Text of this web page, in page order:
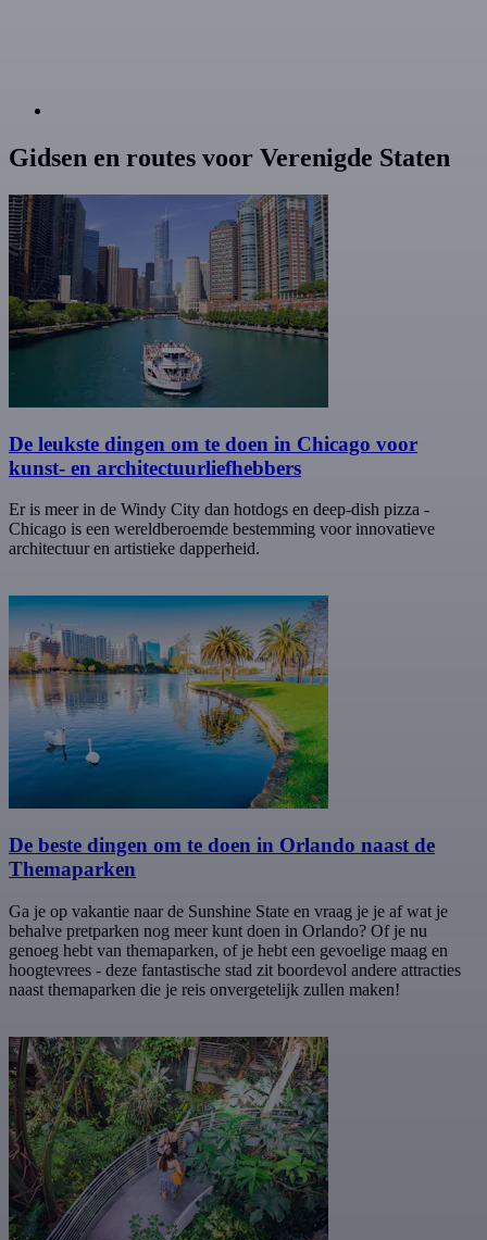
Gidsen en routes voor Verenigde Staten
De leukste dingen om te doen in Chicago voor
kunst- en architectuurliefhebbers
Er is meer in de Windy City dan hotdogs en deep-dish pizza -
Chicago is een wereldberoemde bestemming voor innovatieve
architectuur en artistieke dapperheid.
De beste dingen om te doen in Orlando naast de
Themaparken
Ga je op vakantie naar de Sunshine State en vraag je je af wat je
behalve pretparken nog meer kunt doen in Orlando? Of je nu
genoeg hebt van themaparken, of je hebt een gevoelige maag en
hoogtevrees - deze fantastische stad zit boordevol andere attracties
naast themaparken die je reis onvergetelijk zullen maken!